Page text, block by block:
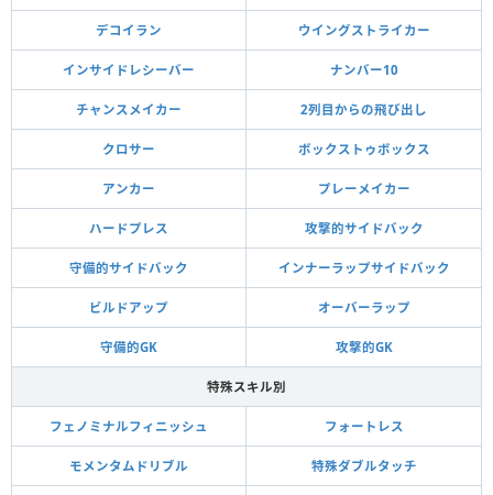
デコイラン ウイングストライカー
インサイドレシーバー ナンバー10
チャンスメイカー 2列目からの飛び出し
クロサー ボックストゥボックス
アンカー プレーメイカー
ハードプレス 攻撃的サイドバック
守備的サイドバック インナーラップサイドバック
ビルドアップ オーバーラップ
守備的GK 攻撃的GK
特殊スキル別
フェノミナルフィニッシュ フォートレス
モメンタムドリブル 特殊ダブルタッチ